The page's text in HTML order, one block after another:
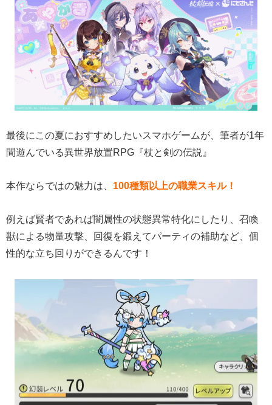
最後にこの夏におすすめしたいスマホゲームが、筆者が1年
間遊んでいる異世界放置RPG『杖と剣の伝説』
本作ならではの魅力は、 100種類以上の職業スキル！
例えば賢者であれば闇属性の状態異常特化にしたり、召喚
獣による物量攻撃、回復を鍛えてパーティの補助など、個
性的な立ち回りができるんです！